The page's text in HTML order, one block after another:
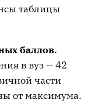
таблицы
баллов.
в вуз — 42
части
от максимума.